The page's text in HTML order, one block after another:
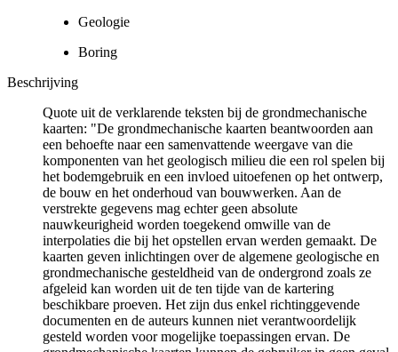
Geologie
Boring
Beschrijving
Quote uit de verklarende teksten bij de grondmechanische
kaarten: "De grondmechanische kaarten beantwoorden aan
een behoefte naar een samenvattende weergave van die
komponenten van het geologisch milieu die een rol spelen bij
het bodemgebruik en een invloed uitoefenen op het ontwerp,
de bouw en het onderhoud van bouwwerken. Aan de
verstrekte gegevens mag echter geen absolute
nauwkeurigheid worden toegekend omwille van de
interpolaties die bij het opstellen ervan werden gemaakt. De
kaarten geven inlichtingen over de algemene geologische en
grondmechanische gesteldheid van de ondergrond zoals ze
afgeleid kan worden uit de ten tijde van de kartering
beschikbare proeven. Het zijn dus enkel richtinggevende
documenten en de auteurs kunnen niet verantwoordelijk
gesteld worden voor mogelijke toepassingen ervan. De